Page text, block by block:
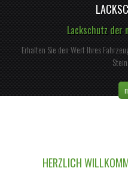
Lackschutz der
Erhalten Sie den Wert Ihres
HERZLICH